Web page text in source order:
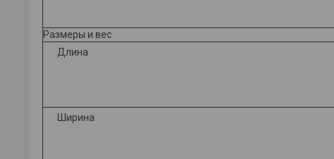
Размеры и вес
Длина
Ширина